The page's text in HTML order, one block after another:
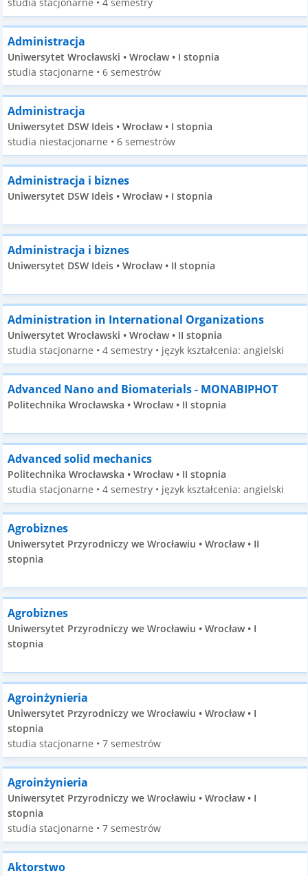
Administracja
Uniwersytet Wrocławski • Wrocław • I stopnia
studia stacjonarne • 6 semestrów
Administracja
Uniwersytet DSW Ideis • Wrocław • I stopnia
studia niestacjonarne • 6 semestrów
Administracja i biznes
Uniwersytet DSW Ideis • Wrocław • I stopnia
Administracja i biznes
Uniwersytet DSW Ideis • Wrocław • II stopnia
Administration in International Organizations
Uniwersytet Wrocławski • Wrocław • II stopnia
studia stacjonarne • 4 semestry • język kształcenia: angielski
Advanced Nano and Biomaterials - MONABIPHOT
Politechnika Wrocławska • Wrocław • II stopnia
Advanced solid mechanics
Politechnika Wrocławska • Wrocław • II stopnia
studia stacjonarne • 4 semestry • język kształcenia: angielski
Agrobiznes
Uniwersytet Przyrodniczy we Wrocławiu • Wrocław • II
stopnia
Agrobiznes
Uniwersytet Przyrodniczy we Wrocławiu • Wrocław • I
stopnia
Agroinżynieria
Uniwersytet Przyrodniczy we Wrocławiu • Wrocław • I
stopnia
studia stacjonarne • 7 semestrów
Agroinżynieria
Uniwersytet Przyrodniczy we Wrocławiu • Wrocław • I
stopnia
studia stacjonarne • 7 semestrów
Aktorstwo